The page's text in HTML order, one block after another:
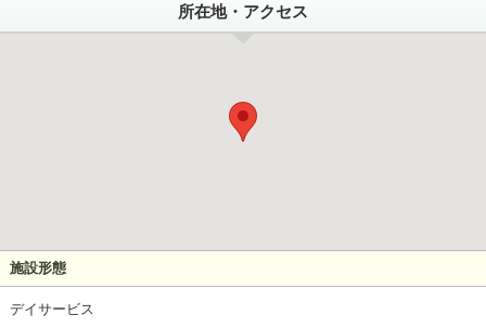
所在地・アクセス
施設形態
デイサービス